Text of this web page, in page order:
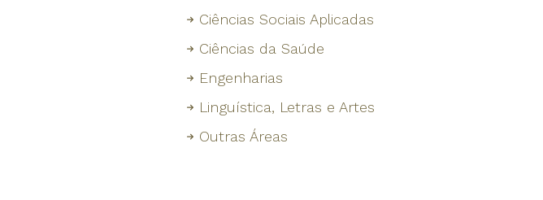
Ciências Sociais Aplicadas
Ciências da Saúde
Engenharias
Linguística, Letras e Artes
Outras Áreas